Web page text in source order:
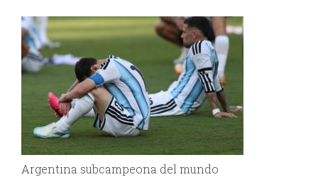
Argentina subcampeona del mundo